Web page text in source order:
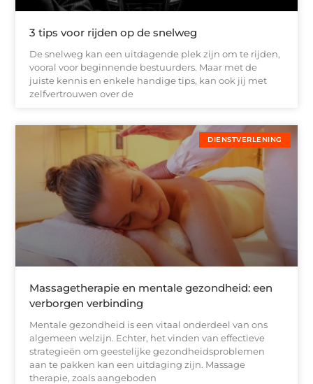
3 tips voor rijden op de snelweg
De snelweg kan een uitdagende plek zijn om te rijden,
vooral voor beginnende bestuurders. Maar met de
juiste kennis en enkele handige tips, kan ook jij met
zelfvertrouwen over de
DIENSTVERLENING
Massagetherapie en mentale gezondheid: een
verborgen verbinding
Mentale gezondheid is een vitaal onderdeel van ons
algemeen welzijn. Echter, het vinden van effectieve
strategieën om geestelijke gezondheidsproblemen
aan te pakken kan een uitdaging zijn. Massage
therapie, zoals aangeboden